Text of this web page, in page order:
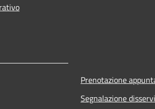
Prenotazione
Segnalazione